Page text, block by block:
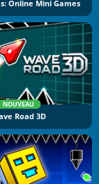
Online Mini Games
NOUVEAU
Road 3D